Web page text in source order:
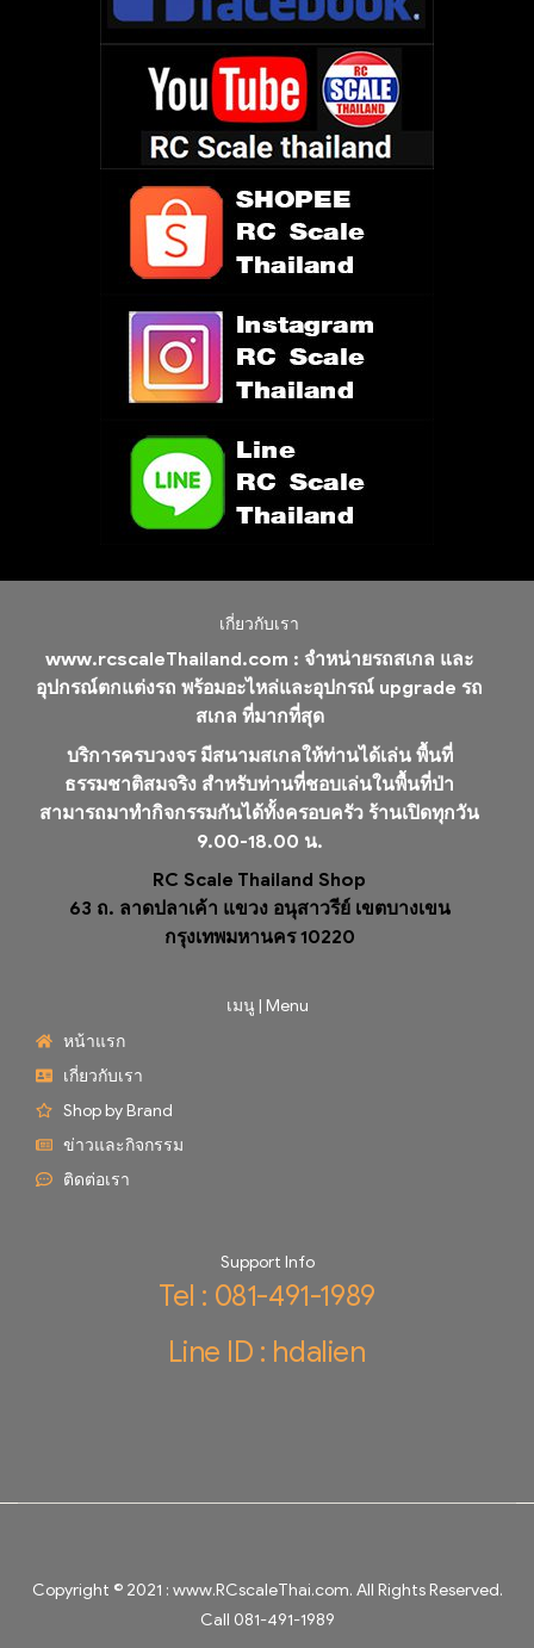
เกี่ยวกับเรา
www.rcscaleThailand.com : จำหน่ายรถสเกล และ
อุปกรณ์ตกแต่งรถ พร้อมอะไหล่และอุปกรณ์ upgrade รถ
สเกล ที่มากที่สุด
บริการครบวงจร มีสนามสเกลให้ท่านได้เล่น พื้นที่
ธรรมชาติสมจริง สำหรับท่านที่ชอบเล่นในพื้นที่ป่า
สามารถมาทำกิจกรรมกันได้ทั้งครอบครัว ร้านเปิดทุกวัน
9.00-18.00 น.
RC Scale Thailand Shop
63 ถ. ลาดปลาเค้า แขวง อนุสาวรีย์ เขตบางเขน
กรุงเทพมหานคร 10220
เมนู | Menu
หน้าแรก
เกี่ยวกับเรา
Shop by Brand
ข่าวและกิจกรรม
ติดต่อเรา
Support Info
Tel : 081-491-1989
Line ID : hdalien
Copyright © 2021 : www.RCscaleThai.com. All Rights Reserved.
Call 081-491-1989